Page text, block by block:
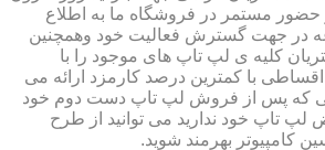
مستمر در فروشگاه ما به اطلاع
در جهت گسترش فعالیت خود وهمچنین
کلیه ی لپ تاپ های موجود را با
با کمترین درصد کارمزد ارائه می
که پس از فروش لپ تاپ دست دوم خود
لپ تاپ خود ندارید می توانید از طرح
کامپیوتر بهرمند شوید.